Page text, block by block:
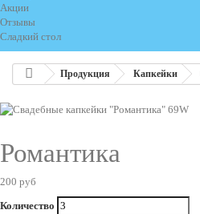
Акции
Отзывы
Сладкий стол
Продукция Капкейки
Романтика
200 руб
Количество